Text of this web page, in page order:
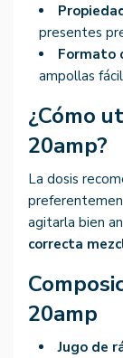
presentes
Formato
ampollas
¿Cómo
20amp?
La dosis
agitarla bien
correcta
20amp
Jugo de